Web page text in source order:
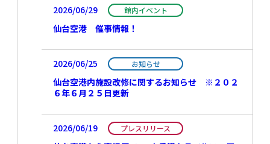
2026/06/29 館内イベント
仙台空港 催事情報！
2026/06/25 お知らせ
仙台空港内施設改修に関するお知らせ ※２０２
６年６月２５日更新
2026/06/19 プレスリリース